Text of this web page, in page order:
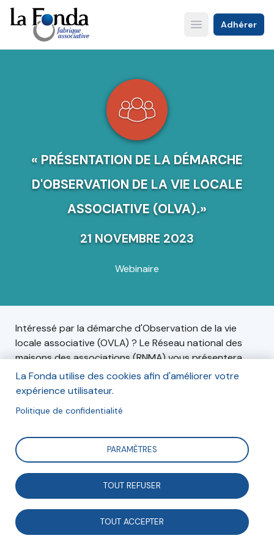
Aller
au
contenu
principal
Open main menu
Adhérer
« PRÉSENTATION DE LA DÉMARCHE
D'OBSERVATION DE LA VIE LOCALE
ASSOCIATIVE (OLVA).»
21 NOVEMBRE 2023
Webinaire
Intéressé par la démarche d'Observation de la vie
locale associative (OVLA) ? Le Réseau national des
maisons des associations (RNMA) vous présentera
cette démarche lors de son prochain webinaire, le 21
novembre.
Informations
Le mardi 21 novembre, de 11h à 12h30.
En ligne.
La Fonda utilise des cookies afin d'améliorer votre
expérience utilisateur.
Politique de confidentialité
PARAMÈTRES
TOUT REFUSER
TOUT ACCEPTER